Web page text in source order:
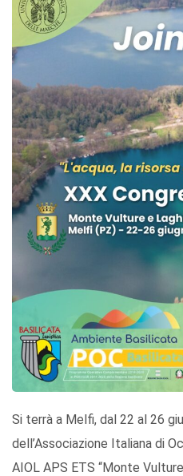
Si terrà a Melfi, dal 22 al 26
dell’Associazione Italiana di
AIOL APS ETS “Monte